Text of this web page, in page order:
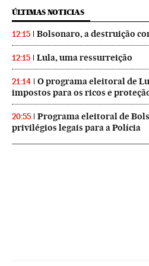
ÚLTIMAS NOTICIAS
12:15 Bolsonaro, a destruição
12:15 Lula, uma ressurreição
21:14
O programa eleitoral de
impostos para os ricos e
20:55
Programa eleitoral de
privilégios legais para a Polícia